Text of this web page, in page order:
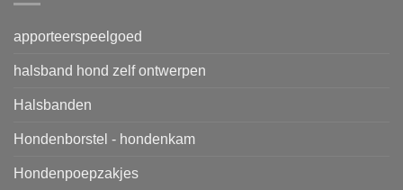
apporteerspeelgoed
halsband hond zelf ontwerpen
Halsbanden
Hondenborstel - hondenkam
Hondenpoepzakjes